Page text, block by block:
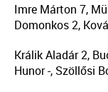
Imre Márton 7,
Domonkos 2,
Králik Aladár 2,
Hunor -, Szöllősi